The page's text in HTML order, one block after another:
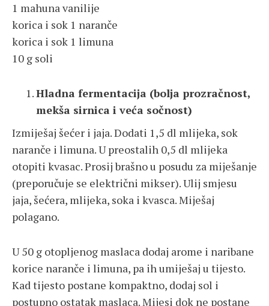
1 mahuna vanilije
korica i sok 1 naranče
korica i sok 1 limuna
10 g soli
Hladna fermentacija (bolja prozračnost,
mekša sirnica i veća sočnost)
Izmiješaj šećer i jaja. Dodati 1,5 dl mlijeka, sok
naranče i limuna. U preostalih 0,5 dl mlijeka
otopiti kvasac. Prosij brašno u posudu za miješanje
(preporučuje se električni mikser). Ulij smjesu
jaja, šećera, mlijeka, soka i kvasca. Miješaj
polagano.
U 50 g otopljenog maslaca dodaj arome i naribane
korice naranče i limuna, pa ih umiješaj u tijesto.
Kad tijesto postane kompaktno, dodaj sol i
postupno ostatak maslaca. Mijesi dok ne postane